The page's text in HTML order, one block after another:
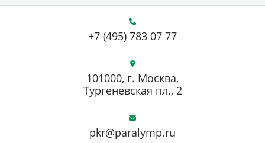
+7 (495) 783 07 77
pkr@paralymp.ru
101000, г. Москва,
Тургеневская пл., 2